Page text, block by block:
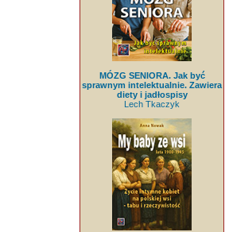
MÓZG SENIORA. Jak być
sprawnym intelektualnie. Zawiera
diety i jadłospisy
Lech Tkaczyk